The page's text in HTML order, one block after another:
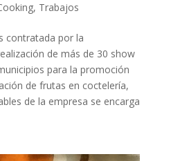
, Trabajos
contratada por la
de más de 30 show
para la promoción
de frutas en coctelería,
de la empresa se encarga